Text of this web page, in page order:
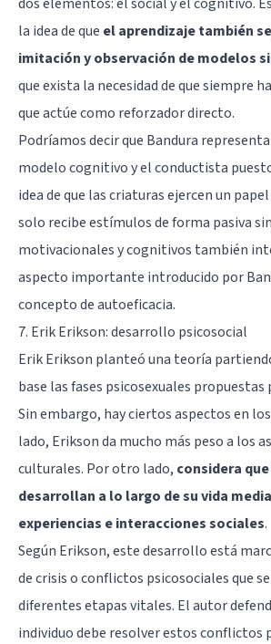
la idea de que el aprendizaje también
imitación y observación de modelos
que exista la necesidad de que siempre
que actúe como reforzador directo.
Podríamos decir que Bandura
modelo cognitivo y el conductista
idea de que las criaturas ejercen un
solo recibe estímulos de forma pasiva
motivacionales y cognitivos también
aspecto importante introducido por
concepto de autoeficacia.
7. Erik Erikson: desarrollo psicosocial
Erik Erikson planteó una teoría
base las fases psicosexuales propuestas
Sin embargo, hay ciertos aspectos en
lado, Erikson da mucho más peso a los
culturales. Por otro lado, considera
desarrollan a lo largo de su vida
experiencias e interacciones sociales.
Según Erikson, este desarrollo está
de crisis o conflictos psicosociales que
diferentes etapas vitales. El autor
individuo debe resolver estos conflictos